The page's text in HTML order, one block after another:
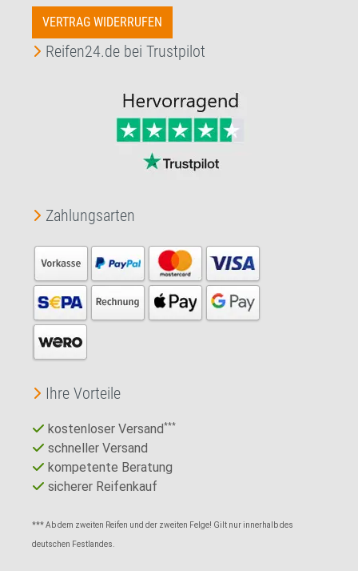
VERTRAG WIDERRUFEN
Reifen24.de bei Trustpilot
Zahlungsarten
Ihre Vorteile
kostenloser Versand***
schneller Versand
kompetente Beratung
sicherer Reifenkauf
*** Ab dem zweiten Reifen und der zweiten Felge! Gilt nur innerhalb des
deutschen Festlandes.